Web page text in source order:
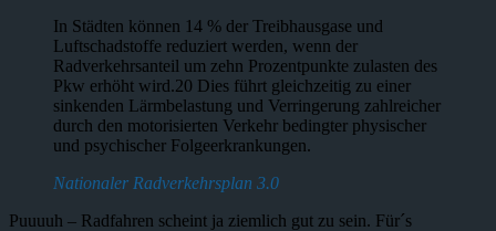
In Städten können 14 % der Treibhausgase und
Luftschadstoffe reduziert werden, wenn der
Radverkehrsanteil um zehn Prozentpunkte zulasten des
Pkw erhöht wird.20 Dies führt gleichzeitig zu einer
sinkenden Lärmbelastung und Verringe­rung zahlreicher
durch den motorisierten Verkehr bedingter physischer
und psychischer Folgeerkrankungen.
Nationaler Radverkehrsplan 3.0
Puuuuh – Radfahren scheint ja ziemlich gut zu sein. Für´s